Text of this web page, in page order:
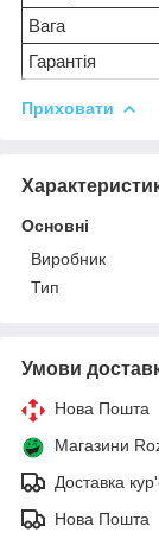
Вага
Гарантія
Приховати
Основні
Виробник
Тип
Умови
Нова Пошта
Магазини
Доставка
Нова Пошта